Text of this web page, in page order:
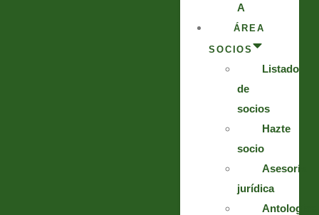
A
ÁREA
SOCIOS
Listado
de
socios
Hazte
socio
Asesoría
jurídica
Antologías